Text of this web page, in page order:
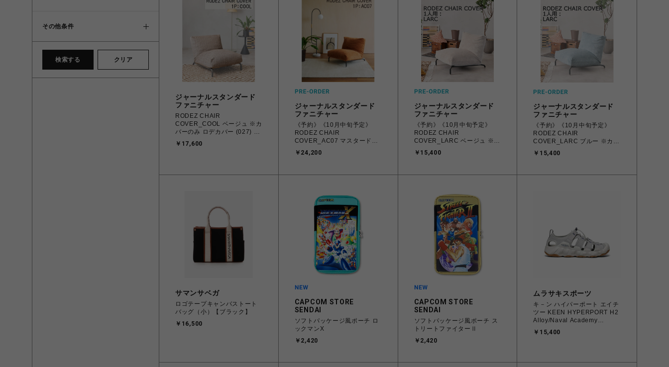
その他条件
検索する クリア
ジャーナルスタンダード
ファニチャー
RODEZ CHAIR
COVER_COOL ベージュ ※カ
バーのみ ロデカバー (027) 家
具
￥17,600
ジャーナルスタンダード
ファニチャー
《予約》《10月中旬予定》
RODEZ CHAIR
COVER_AC07 マスタード
※カバーのみ ロデチェア カバ
ー (086) 700
￥24,200
ジャーナルスタンダード
ファニチャー
《予約》《10月中旬予定》
RODEZ CHAIR
COVER_LARC ベージュ ※カ
バーのみ ロデカバー（027）
700
￥15,400
ジャーナルスタンダード
ファニチャー
《予約》《10月中旬予定》
RODEZ CHAIR
COVER_LARC ブルー ※カバ
ーのみ ロデカバー（044）
700
￥15,400
サマンサベガ
ロゴテープキャンバストート
バッグ（小）【ブラック】
￥16,500
CAPCOM STORE
SENDAI
ソフトパッケージ風ポーチ ロ
ックマンX
￥2,420
CAPCOM STORE
SENDAI
ソフトパッケージ風ポーチ ス
トリートファイターⅡ
￥2,420
ムラサキスポーツ
キ－ン ハイパーポート エイチ
ツー KEEN HYPERPORT H2
Alloy/Naval Academy
25.5cm～28.5cm 1030195 ス
ニーカー メンズ
￥15,400